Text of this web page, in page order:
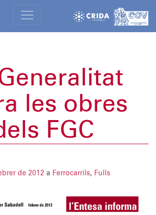
les obres
FGC
de 2012 a Ferrocarrils, Fulls